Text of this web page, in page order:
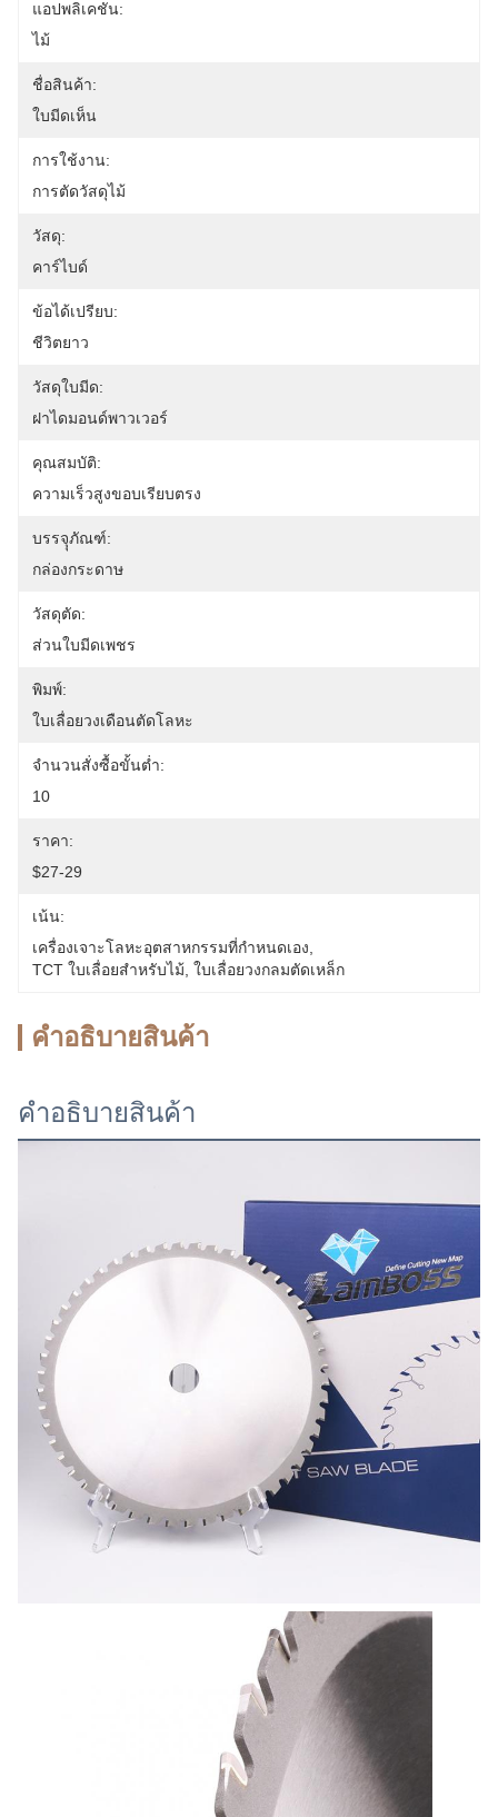
แอปพลิเคชัน:
ไม้
ชื่อสินค้า:
ใบมีดเห็น
การใช้งาน:
การตัดวัสดุไม้
วัสดุ:
คาร์ไบด์
ข้อได้เปรียบ:
ชีวิตยาว
วัสดุใบมีด:
ฝาไดมอนด์พาวเวอร์
คุณสมบัติ:
ความเร็วสูงขอบเรียบตรง
บรรจุุภัณฑ์:
กล่องกระดาษ
วัสดุตัด:
ส่วนใบมีดเพชร
พิมพ์:
ใบเลื่อยวงเดือนตัดโลหะ
จำนวนสั่งซื้อขั้นต่ำ:
10
ราคา:
$27-29
เน้น:
เครื่องเจาะโลหะอุตสาหกรรมที่กําหนดเอง
TCT ใบเลื่อยสําหรับไม้ ใบเลื่อยวงกลมตัดเหล็ก
คําอธิบายสินค้า
คําอธิบายสินค้า